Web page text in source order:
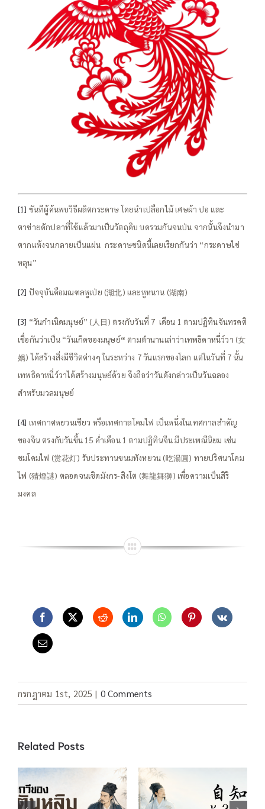
[1] ขันทีผู้ค้นพบวิธีผลิตกระดาษ โดยนำเปลือกไม้ เศษผ้า ปอ และ
ตาข่ายดักปลาที่ใช้แล้วมาเป็นวัตถุดิบ บดรวมกันจนป่น จากนั้นจึงนำมา
ตากแห้งจนกลายเป็นแผ่น กระดาษชนิดนี้เลยเรียกกันว่า “กระดาษไช่
หลุน”
[2] ปัจจุบันคือมณฑลหูเป่ย (湖北) และหูหนาน (湖南)
[3] “วันกำเนิดมนุษย์” (人日) ตรงกับวันที่ 7 เดือน 1 ตามปฏิทินจันทรคติ
เชื่อกันว่าเป็น “วันเกิดของมนุษย์“ ตามตำนานเล่าว่าเทพธิดาหนี่ว์วา (女
娲) ได้สร้างสิ่งมีชีวิตต่างๆ ในระหว่าง 7 วันแรกของโลก แต่ในวันที่ 7 นั้น
เทพธิดาหนี่ว์วาได้สร้างมนุษย์ด้วย จึงถือว่าวันดังกล่าวเป็นวันฉลอง
สำหรับมวลมนุษย์
[4] เทศกาศหยวนเซียว หรือเทศกาลโคมไฟ เป็นหนึ่งในเทศกาลสำคัญ
ของจีน ตรงกับวันขึ้น 15 ค่ำเดือน 1 ตามปฏิทินจีน มีประเพณีนิยม เช่น
ชมโคมไฟ (赏花灯) รับประทานขนมทังหยวน (吃湯圓) ทายปริศนาโคม
ไฟ (猜燈謎) ตลอดจนเชิดมังกร-สิงโต (舞龍舞獅) เพื่อความเป็นสิริ
มงคล
กรกฎาคม 1st, 2025 | 0 Comments
Related Posts